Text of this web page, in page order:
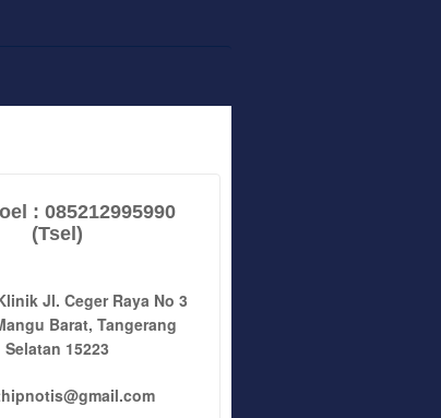
: 085212995990
(Tsel)
Jl. Ceger Raya No 3
Barat, Tangerang
Selatan 15223